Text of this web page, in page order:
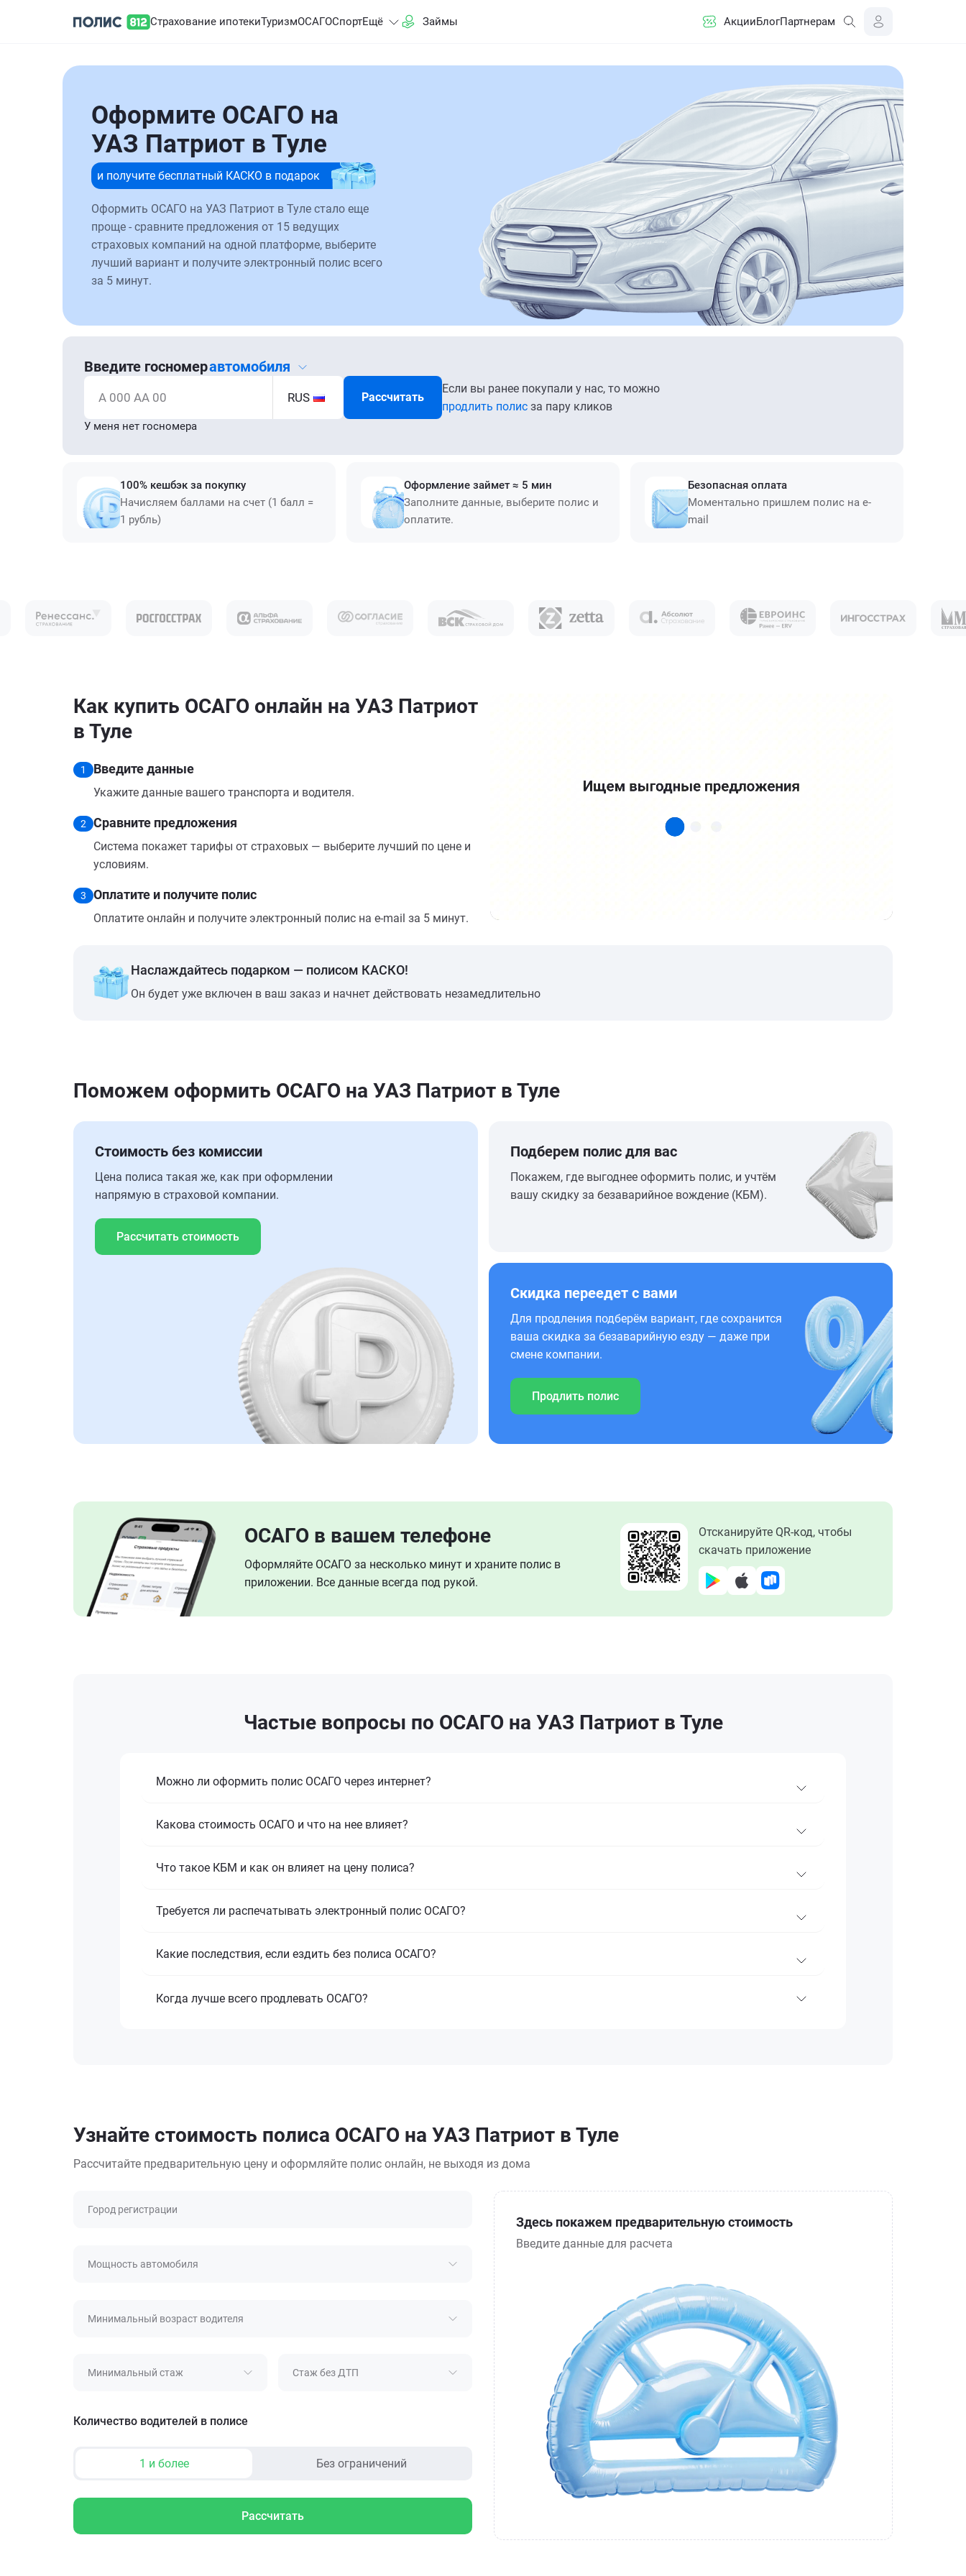
Страхование ипотекиТуризмОСАГОСпортЕщё Займы АкцииБлогПартнерам
Оформите ОСАГО на
УАЗ Патриот в Туле
и получите бесплатный КАСКО в подарок
Оформить ОСАГО на УАЗ Патриот в Туле стало еще
проще - сравните предложения от 15 ведущих
страховых компаний на одной платформе, выберите
лучший вариант и получите электронный полис всего
за 5 минут.
Введите госномеравтомобиля
А 000 АА 00 RUS Рассчитать
Если вы ранее покупали у нас, то можно
продлить полис за пару кликов
У меня нет госномера
100% кешбэк за покупку
Начисляем баллами на счет (1 балл =
1 рубль)
Оформление займет ≈ 5 мин
Заполните данные, выберите полис и
оплатите.
Безопасная оплата
Моментально пришлем полис на e-
mail
Как купить ОСАГО онлайн на УАЗ Патриот
в Туле
1 Введите данные
Укажите данные вашего транспорта и водителя.
2 Сравните предложения
Система покажет тарифы от страховых — выберите лучший по цене и
условиям.
3 Оплатите и получите полис
Оплатите онлайн и получите электронный полис на e-mail за 5 минут.
Наслаждайтесь подарком — полисом КАСКО!
Он будет уже включен в ваш заказ и начнет действовать незамедлительно
Поможем оформить ОСАГО на УАЗ Патриот в Туле
Стоимость без комиссии
Цена полиса такая же, как при оформлении
напрямую в страховой компании.
Рассчитать стоимость
Подберем полис для вас
Покажем, где выгоднее оформить полис, и учтём
вашу скидку за безаварийное вождение (КБМ).
Скидка переедет с вами
Для продления подберём вариант, где сохранится
ваша скидка за безаварийную езду — даже при
смене компании.
Продлить полис
ОСАГО в вашем телефоне
Оформляйте ОСАГО за несколько минут и храните полис в
приложении. Все данные всегда под рукой.
Отсканируйте QR-код, чтобы
скачать приложение
Частые вопросы по ОСАГО на УАЗ Патриот в Туле
Можно ли оформить полис ОСАГО через интернет?
Какова стоимость ОСАГО и что на нее влияет?
Что такое КБМ и как он влияет на цену полиса?
Требуется ли распечатывать электронный полис ОСАГО?
Какие последствия, если ездить без полиса ОСАГО?
Когда лучше всего продлевать ОСАГО?
Узнайте стоимость полиса ОСАГО на УАЗ Патриот в Туле
Рассчитайте предварительную цену и оформляйте полис онлайн, не выходя из дома
Город регистрации
Мощность автомобиля
Минимальный возраст водителя
Минимальный стаж Стаж без ДТП
Количество водителей в полисе
1 и более Без ограничений
Рассчитать
Здесь покажем предварительную стоимость
Введите данные для расчета